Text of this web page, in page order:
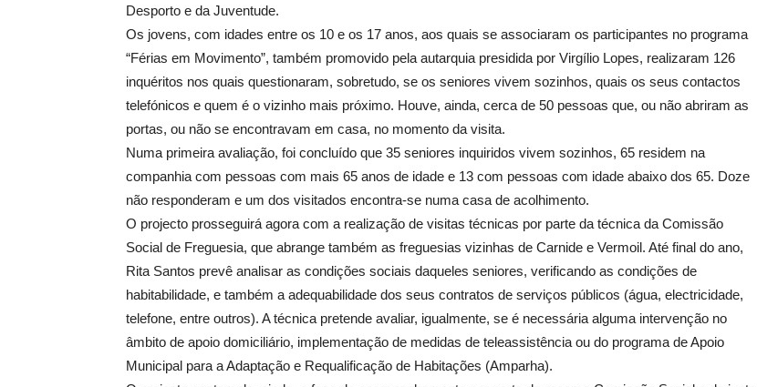
Desporto e da Juventude.
Os jovens, com idades entre os 10 e os 17 anos, aos quais se associaram os participantes no programa
“Férias em Movimento”, também promovido pela autarquia presidida por Virgílio Lopes, realizaram 126
inquéritos nos quais questionaram, sobretudo, se os seniores vivem sozinhos, quais os seus contactos
telefónicos e quem é o vizinho mais próximo. Houve, ainda, cerca de 50 pessoas que, ou não abriram as
portas, ou não se encontravam em casa, no momento da visita.
Numa primeira avaliação, foi concluído que 35 seniores inquiridos vivem sozinhos, 65 residem na
companhia com pessoas com mais 65 anos de idade e 13 com pessoas com idade abaixo dos 65. Doze
não responderam e um dos visitados encontra-se numa casa de acolhimento.
O projecto prosseguirá agora com a realização de visitas técnicas por parte da técnica da Comissão
Social de Freguesia, que abrange também as freguesias vizinhas de Carnide e Vermoil. Até final do ano,
Rita Santos prevê analisar as condições sociais daqueles seniores, verificando as condições de
habitabilidade, e também a adequabilidade dos seus contratos de serviços públicos (água, electricidade,
telefone, entre outros). A técnica pretende avaliar, igualmente, se é necessária alguma intervenção no
âmbito de apoio domiciliário, implementação de medidas de teleassistência ou do programa de Apoio
Municipal para a Adaptação e Requalificação de Habitações (Amparha).